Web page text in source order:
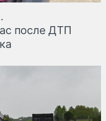
после ДТП